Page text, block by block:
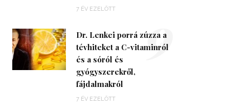
7 ÉV EZELŐTT
Dr. Lenkei porrá zúzza a
tévhiteket a C-vitaminról
és a sóról és
gyógyszerekről,
fájdalmakról
7 ÉV EZELŐTT
9